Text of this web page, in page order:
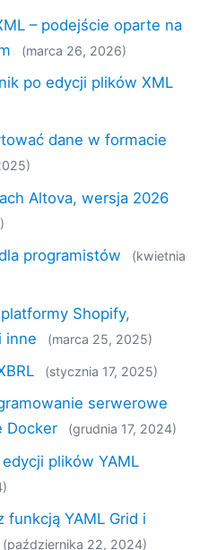
– podejście oparte na
(marca 26, 2026)
po edycji plików XML
dane w formacie
Altova, wersja 2026
programistów
(kwietnia
Shopify,
inne
(marca 25, 2025)
(stycznia 17, 2025)
serwerowe
Docker
(grudnia 17, 2024)
plików YAML
YAML Grid i
(października 22, 2024)